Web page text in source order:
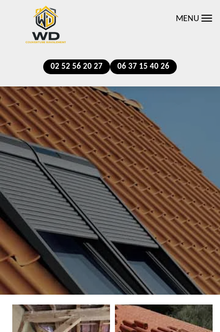
MENU
02 52 56 20 27 06 37 15 40 26